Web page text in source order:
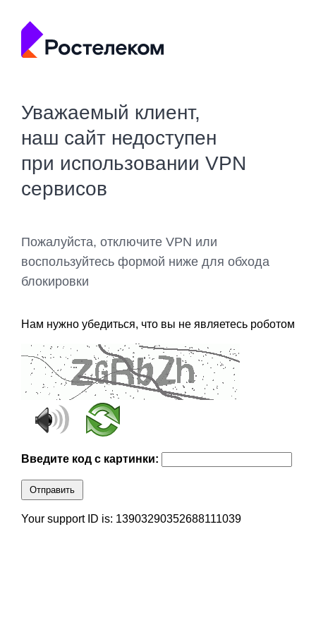
Уважаемый клиент,
наш сайт недоступен
при использовании VPN
сервисов
Пожалуйста, отключите VPN или
воспользуйтесь формой ниже для обхода
блокировки
Нам нужно убедиться, что вы не являетесь роботом
Введите код с картинки:
Отправить
Your support ID is: 13903290352688111039